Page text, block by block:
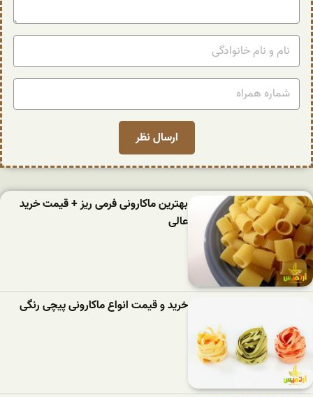
بهترین ماکارونی فرمی ریز + قیمت خرید
عالی
خرید و قیمت انواع ماکارونی پیچی رنگی